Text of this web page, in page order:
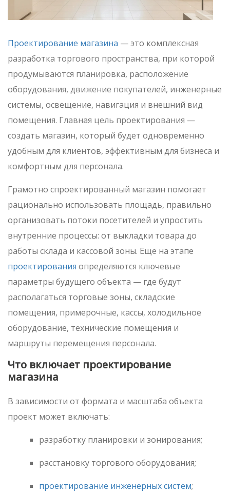
Проектирование магазина — это комплексная
разработка торгового пространства, при которой
продумываются планировка, расположение
оборудования, движение покупателей, инженерные
системы, освещение, навигация и внешний вид
помещения. Главная цель проектирования —
создать магазин, который будет одновременно
удобным для клиентов, эффективным для бизнеса и
комфортным для персонала.
Грамотно спроектированный магазин помогает
рационально использовать площадь, правильно
организовать потоки посетителей и упростить
внутренние процессы: от выкладки товара до
работы склада и кассовой зоны. Еще на этапе
проектирования определяются ключевые
параметры будущего объекта — где будут
располагаться торговые зоны, складские
помещения, примерочные, кассы, холодильное
оборудование, технические помещения и
маршруты перемещения персонала.
Что включает проектирование
магазина
В зависимости от формата и масштаба объекта
проект может включать:
разработку планировки и зонирования;
расстановку торгового оборудования;
проектирование инженерных систем;